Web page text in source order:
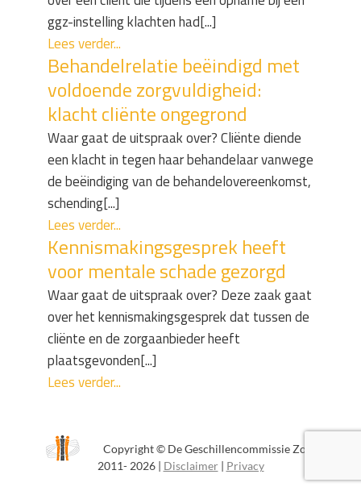
ggz-instelling klachten had[...]
Lees verder...
Behandelrelatie beëindigd met
voldoende zorgvuldigheid:
klacht cliënte ongegrond
Waar gaat de uitspraak over? Cliënte diende
een klacht in tegen haar behandelaar vanwege
de beëindiging van de behandelovereenkomst,
schending[...]
Lees verder...
Kennismakingsgesprek heeft
voor mentale schade gezorgd
Waar gaat de uitspraak over? Deze zaak gaat
over het kennismakingsgesprek dat tussen de
cliënte en de zorgaanbieder heeft
plaatsgevonden[...]
Lees verder...
Copyright © De Geschillencommissie Zorg
2011- 2026 | Disclaimer| Privacy